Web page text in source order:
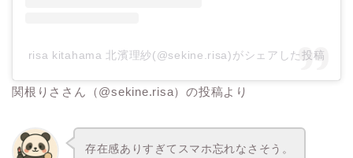
risa kitahama 北濱理紗(@sekine.risa)がシェアした投稿
関根りささん（@sekine.risa）の投稿より
存在感ありすぎてスマホ忘れなさそう。